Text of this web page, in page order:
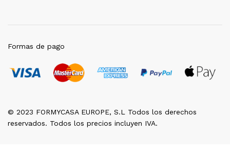
© 2023 FORMYCASA EUROPE, S.L Todos los derechos
reservados. Todos los precios incluyen IVA.
Formas de pago